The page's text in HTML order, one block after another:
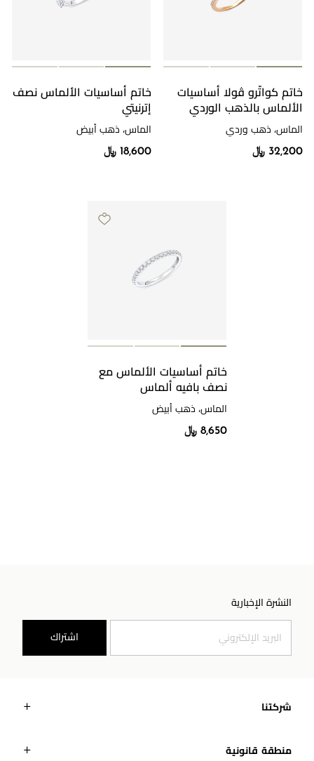
خاتم كواتّرو ڤولا أساسيات
الألماس بالذهب الوردي
الماس، ذهب وردي
32,200 ﷼
خاتم أساسيات الألماس نصف
إترنيتي
الماس، ذهب أبيض
18,600 ﷼
خاتم أساسيات الألماس مع
نصف بافيه ألماس
الماس، ذهب أبيض
8,650 ﷼
النشرة الإخبارية
اشتراك
شركتنا
منطقة قانونية